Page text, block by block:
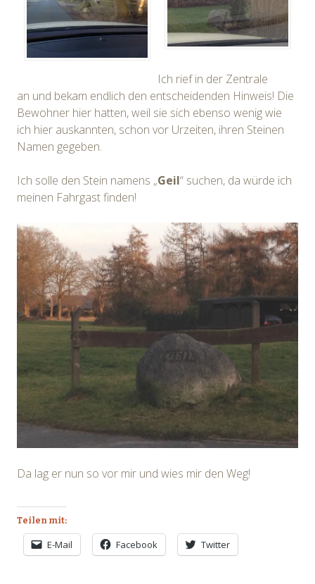
Ich rief in der Zentrale
an und bekam endlich den entscheidenden Hinweis! Die
Bewohner hier hatten, weil sie sich ebenso wenig wie
ich hier auskannten, schon vor Urzeiten, ihren Steinen
Namen gegeben.
Ich solle den Stein namens „Geil“ suchen, da würde ich
meinen Fahrgast finden!
Da lag er nun so vor mir und wies mir den Weg!
Teilen mit:
E-Mail Facebook Twitter